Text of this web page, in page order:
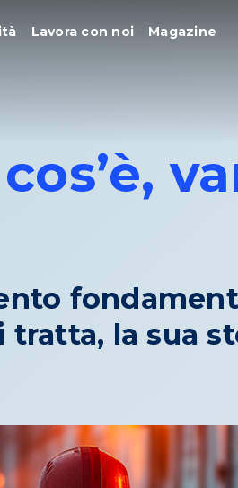
Lavora con noi Magazine
la sua